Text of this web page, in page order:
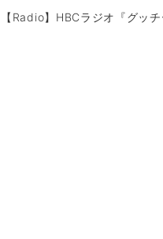
【Radio】HBCラジオ『グッ